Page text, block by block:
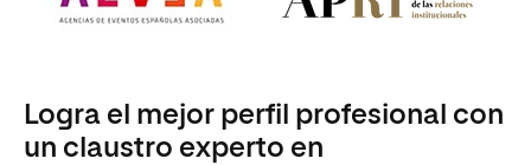
Logra el mejor perfil profesional con
un claustro experto en